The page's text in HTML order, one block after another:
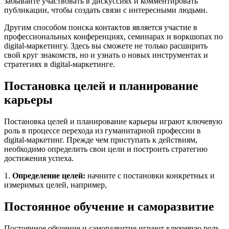
публикации, чтобы создать связи с интересными людьми.
Другим способом поиска контактов является участие в
профессиональных конференциях, семинарах и воркшопах по
digital-маркетингу. Здесь вы сможете не только расширить
свой круг знакомств, но и узнать о новых инструментах и
стратегиях в digital-маркетинге.
Постановка целей и планирование
карьеры
Постановка целей и планирование карьеры играют ключевую
роль в процессе перехода из гуманитарной профессии в
digital-маркетинг. Прежде чем приступать к действиям,
необходимо определить свои цели и построить стратегию
достижения успеха.
1. Определение целей: начните с постановки конкретных и
измеримых целей, например,
Постоянное обучение и саморазвитие